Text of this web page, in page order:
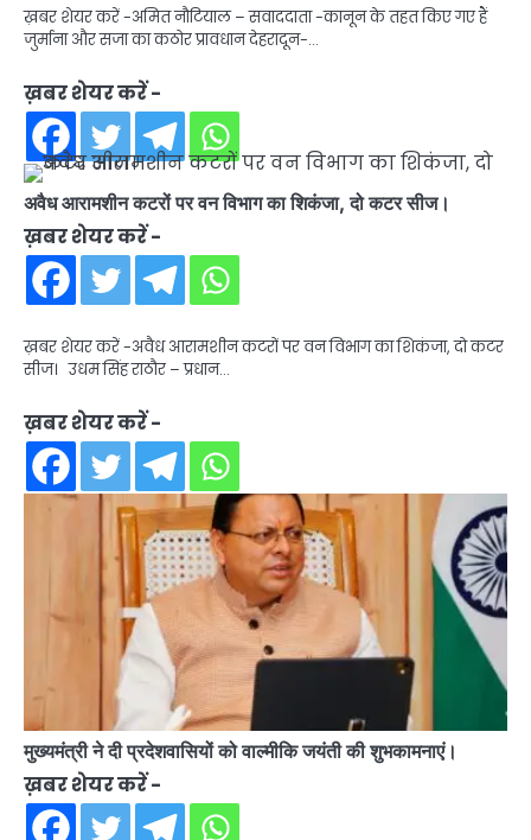
ख़बर शेयर करें -अमित नौटियाल – सवाददाता -कानून के तहत किए गए हैं
जुर्माना और सजा का कठोर प्रावधान देहरादून-…
ख़बर शेयर करें -
अवैध आरामशीन कटरों पर वन विभाग का शिकंजा, दो कटर सीज।
ख़बर शेयर करें -
ख़बर शेयर करें -अवैध आरामशीन कटरों पर वन विभाग का शिकंजा, दो कटर
सीज। उधम सिंह राठौर – प्रधान…
ख़बर शेयर करें -
मुख्यमंत्री ने दी प्रदेशवासियों को वाल्मीकि जयंती की शुभकामनाएं।
ख़बर शेयर करें -